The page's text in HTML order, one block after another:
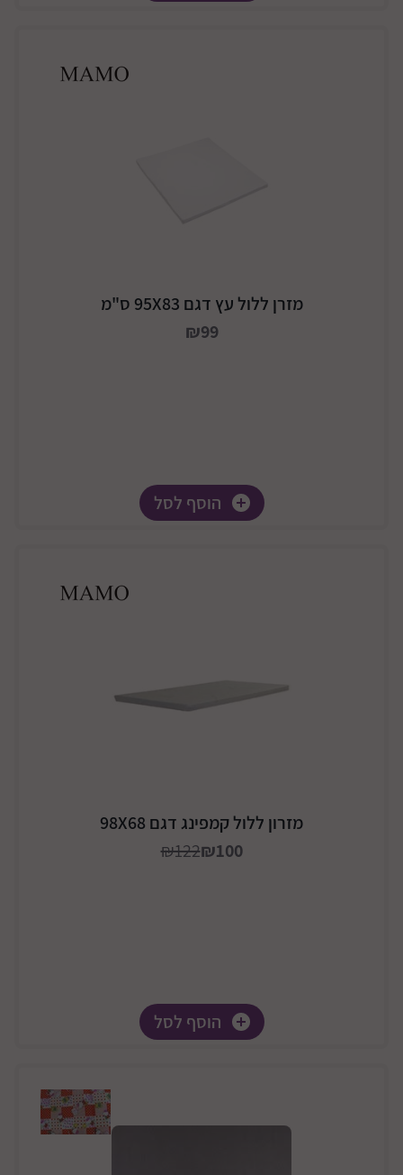
מזרן ללול עץ דגם 95X83 ס"מ
₪99
הוסף לסל
מזרון ללול קמפינג דגם 98X68
₪100
₪122
הוסף לסל